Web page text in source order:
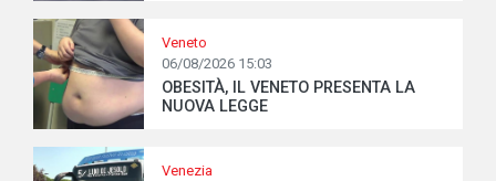
Veneto
06/08/2026 15:03
OBESITÀ, IL VENETO PRESENTA LA
NUOVA LEGGE
Venezia